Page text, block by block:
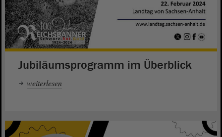
Jubiläumsprogramm im Überblick
weiterlesen